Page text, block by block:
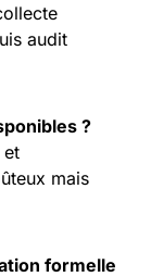
audit
?
et
mais
formelle